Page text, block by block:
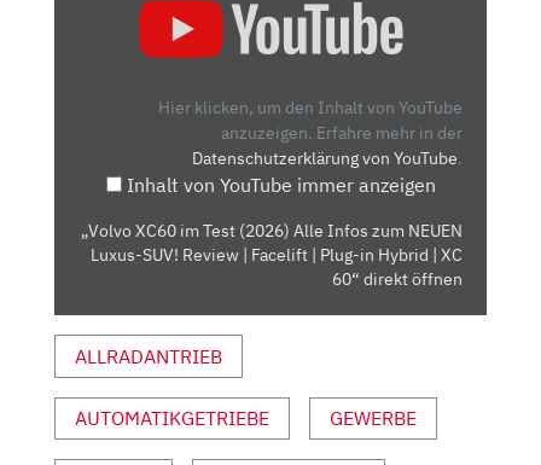
NEUEN
LUXUS-
|
FACELIFT
|
PLUG-
Hier klicken, um den Inhalt von YouTube
anzuzeigen. Erfahre mehr in der
Datenschutzerklärung von YouTube.
Inhalt von YouTube immer anzeigen
„Volvo XC60 im Test (2026) Alle Infos zum NEUEN
Luxus-SUV! Review | Facelift | Plug-in Hybrid | XC
60“ direkt öffnen
ALLRADANTRIEB
AUTOMATIKGETRIEBE GEWERBE